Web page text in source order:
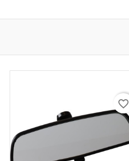
favorite_border